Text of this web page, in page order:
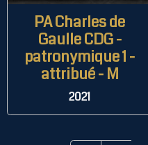
PA Charles de
Gaulle CDG -
patronymique 1 -
attribué - M
2021